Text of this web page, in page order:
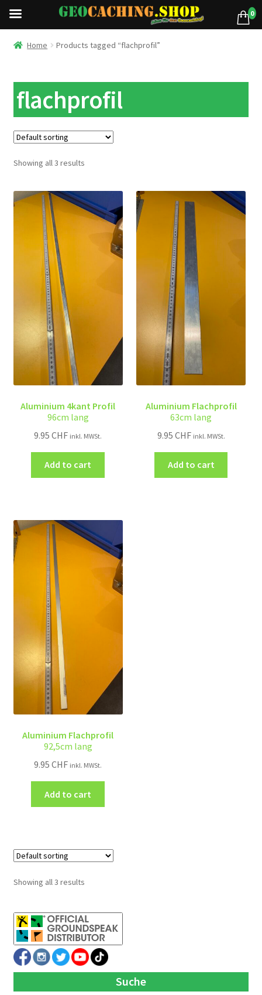
Home Products tagged “flachprofil”
flachprofil
Showing all 3 results
Aluminium 4kant Profil
96cm lang
9.95CHF inkl. MWSt.
Add to cart
Aluminium Flachprofil
63cm lang
9.95 CHF inkl. MWSt.
Add to cart
Aluminium Flachprofil
92,5cm lang
9.95CHF inkl. MWSt.
Add to cart
Showing all 3 results
Suche
0